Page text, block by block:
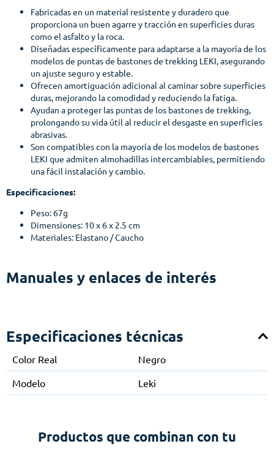
Fabricadas en un material resistente y duradero que
proporciona un buen agarre y tracción en superficies duras
como el asfalto y la roca.
Diseñadas específicamente para adaptarse a la mayoría de los
modelos de puntas de bastones de trekking LEKI, asegurando
un ajuste seguro y estable.
Ofrecen amortiguación adicional al caminar sobre superficies
duras, mejorando la comodidad y reduciendo la fatiga.
Ayudan a proteger las puntas de los bastones de trekking,
prolongando su vida útil al reducir el desgaste en superficies
abrasivas.
Son compatibles con la mayoría de los modelos de bastones
LEKI que admiten almohadillas intercambiables, permitiendo
una fácil instalación y cambio.
Especificaciones:
Peso: 67g
Dimensiones: 10 x 6 x 2.5 cm
Materiales: Elastano / Caucho
Manuales y enlaces de interés
Especificaciones técnicas
Color Real
Negro
Modelo
Leki
Productos que combinan con tu